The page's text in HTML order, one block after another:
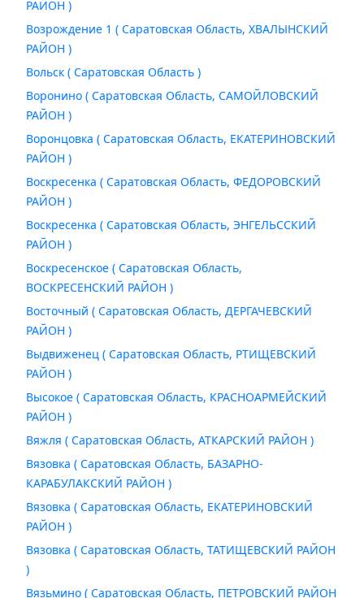
РАЙОН )
Возрождение 1 ( Саратовская Область, ХВАЛЫНСКИЙ
РАЙОН )
Вольск ( Саратовская Область )
Воронино ( Саратовская Область, САМОЙЛОВСКИЙ
РАЙОН )
Воронцовка ( Саратовская Область, ЕКАТЕРИНОВСКИЙ
РАЙОН )
Воскресенка ( Саратовская Область, ФЕДОРОВСКИЙ
РАЙОН )
Воскресенка ( Саратовская Область, ЭНГЕЛЬССКИЙ
РАЙОН )
Воскресенское ( Саратовская Область,
ВОСКРЕСЕНСКИЙ РАЙОН )
Восточный ( Саратовская Область, ДЕРГАЧЕВСКИЙ
РАЙОН )
Выдвиженец ( Саратовская Область, РТИЩЕВСКИЙ
РАЙОН )
Высокое ( Саратовская Область, КРАСНОАРМЕЙСКИЙ
РАЙОН )
Вяжля ( Саратовская Область, АТКАРСКИЙ РАЙОН )
Вязовка ( Саратовская Область, БАЗАРНО-
КАРАБУЛАКСКИЙ РАЙОН )
Вязовка ( Саратовская Область, ЕКАТЕРИНОВСКИЙ
РАЙОН )
Вязовка ( Саратовская Область, ТАТИЩЕВСКИЙ РАЙОН
)
Вязьмино ( Саратовская Область, ПЕТРОВСКИЙ РАЙОН